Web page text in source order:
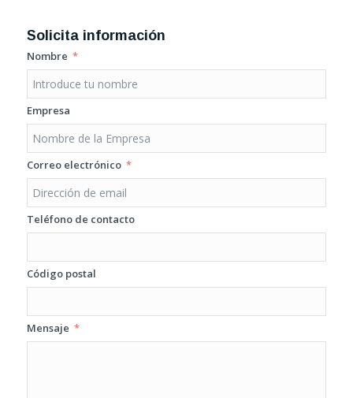
Solicita información
Nombre
Empresa
Correo electrónico
Teléfono de contacto
Código postal
Mensaje